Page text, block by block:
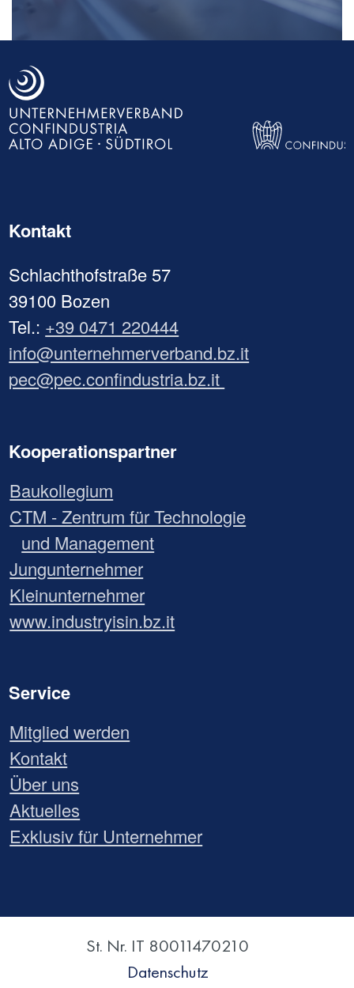
Kontakt
Schlachthofstraße 57
39100 Bozen
Tel.: +39 0471 220444
info@unternehmerverband.bz.it
pec@pec.confindustria.bz.it
Kooperationspartner
Baukollegium
CTM - Zentrum für Technologie
und Management
Jungunternehmer
Kleinunternehmer
www.industryisin.bz.it
Service
Mitglied werden
Kontakt
Über uns
Aktuelles
Exklusiv für Unternehmer
St. Nr. IT 80011470210
Datenschutz